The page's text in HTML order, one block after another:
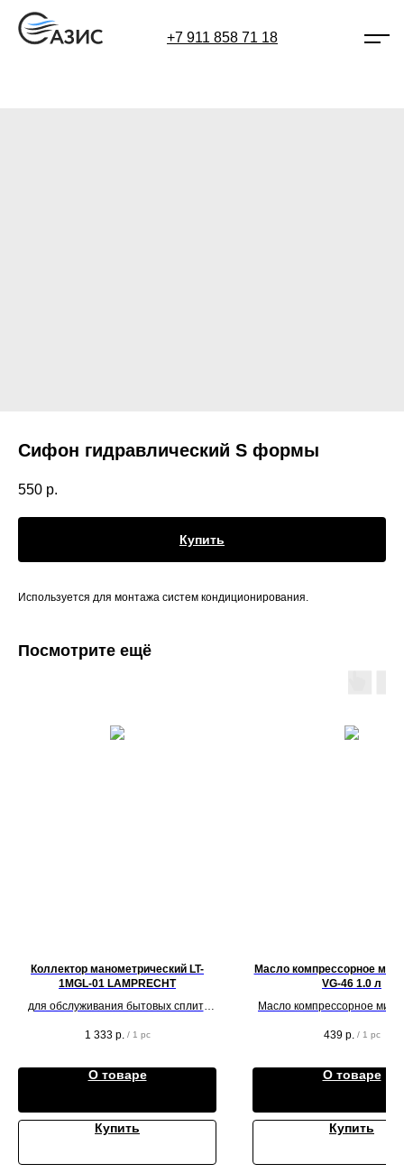
+7 911 858 71 18
Сифон гидравлический S формы
550 р.
Купить
Используется для монтажа систем кондиционирования.
Посмотрите ещё
Коллектор манометрический LT-
1MGL-01 LAMPRECHT
для обслуживания бытовых сплит-
1 333 р. / 1 pc
О товаре
Купить
Масло компрессорное
VG-46 1.0 л
Масло компрессорное
439 р. / 1 pc
О товаре
Купить